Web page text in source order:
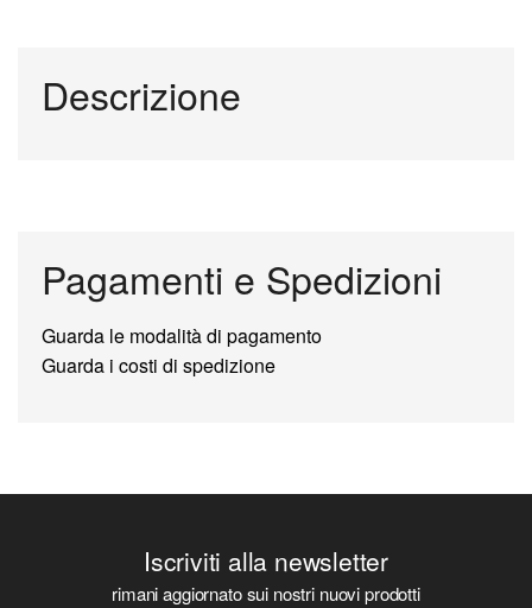
Descrizione
Pagamenti e Spedizioni
Guarda le modalità di pagamento
Guarda i costi di spedizione
Iscriviti alla newsletter
rimani aggiornato sui nostri nuovi prodotti